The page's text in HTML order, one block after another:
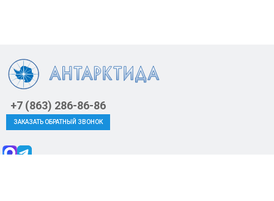
+7 (863) 286-86-86
ЗАКАЗАТЬ ОБРАТНЫЙ ЗВОНОК